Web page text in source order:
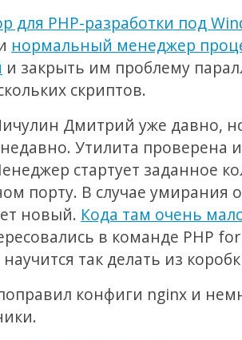
для PHP-разработки под
нормальный менеджер
и закрыть им проблему
скриптов.
Дмитрий уже давно,
Утилита проверена
стартует заданное
порту. В случае умирания
новый. Кода там очень
в команде PHP
так делать из
конфиги nginx и